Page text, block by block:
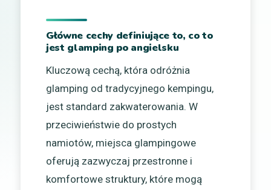
Główne cechy definiujące to, co to
jest glamping po angielsku
Kluczową cechą, która odróżnia
glamping od tradycyjnego kempingu,
jest standard zakwaterowania. W
przeciwieństwie do prostych
namiotów, miejsca glampingowe
oferują zazwyczaj przestronne i
komfortowe struktury, które mogą